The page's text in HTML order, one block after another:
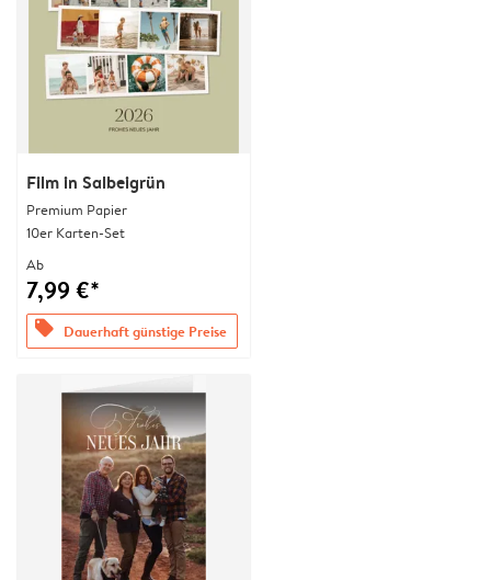
Film in Salbeigrün
Premium Papier
10er Karten-Set
Ab
7,99 €*
offers Dauerhaft günstige Preise